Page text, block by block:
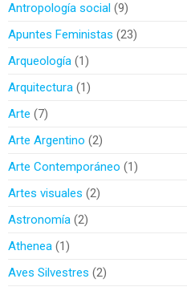
Antropología social 9
Apuntes Feministas 23
Arqueología 1
Arquitectura 1
Arte
7
Arte Argentino 2
Arte Contemporáneo
1
Artes visuales 2
Astronomía 2
Athenea 1
Aves Silvestres 2